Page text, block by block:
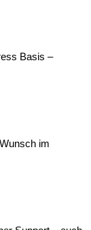
Basis –
im